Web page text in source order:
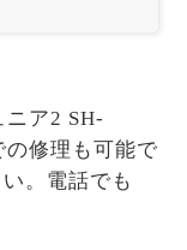
ア2 SH-
の修理も可能で
。電話でも